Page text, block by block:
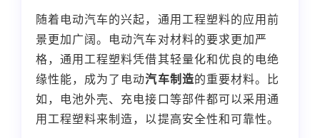
随着电动汽车的兴起，通用工程塑料的应用前
景更加广阔。电动汽车对材料的要求更加严
格，通用工程塑料凭借其轻量化和优良的电绝
缘性能，成为了电动汽车制造的重要材料。比
如，电池外壳、充电接口等部件都可以采用通
用工程塑料来制造，以提高安全性和可靠性。